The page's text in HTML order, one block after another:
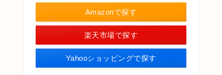
Amazonで探す
楽天市場で探す
Yahooショッピングで探す